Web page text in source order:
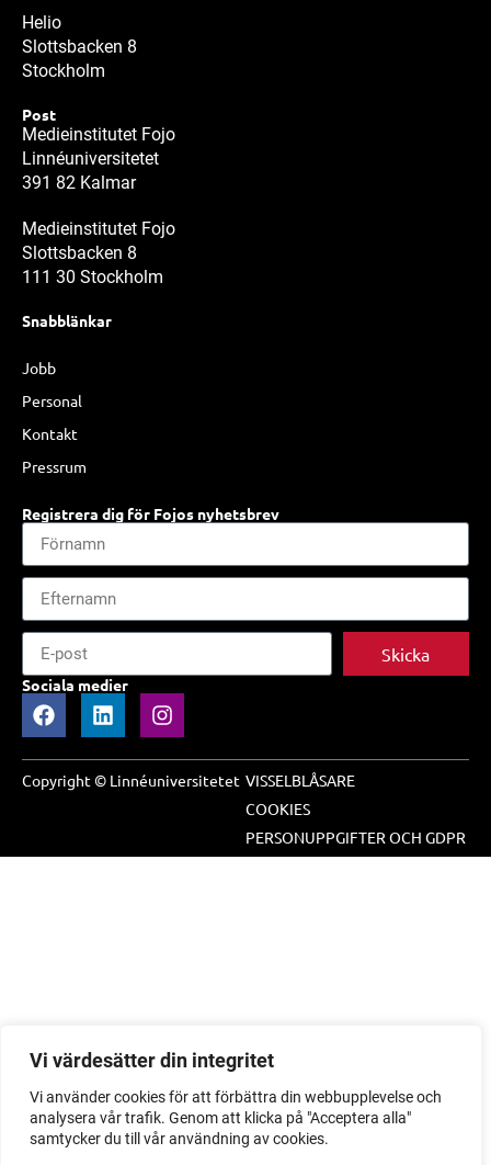
Vi värdesätter din integritet
Vi använder cookies för att förbättra din webbupplevelse och
analysera vår trafik. Genom att klicka på "Acceptera alla"
samtycker du till vår användning av cookies.
Helio
Slottsbacken 8
Stockholm
Post
Medieinstitutet Fojo
Linnéuniversitetet
391 82 Kalmar
Medieinstitutet Fojo
Slottsbacken 8
111 30 Stockholm
Snabblänkar
Jobb
Personal
Kontakt
Pressrum
Registrera dig för Fojos nyhetsbrev
Skicka
Sociala medier
Copyright © Linnéuniversitetet VISSELBLÅSARE
COOKIES
PERSONUPPGIFTER OCH GDPR